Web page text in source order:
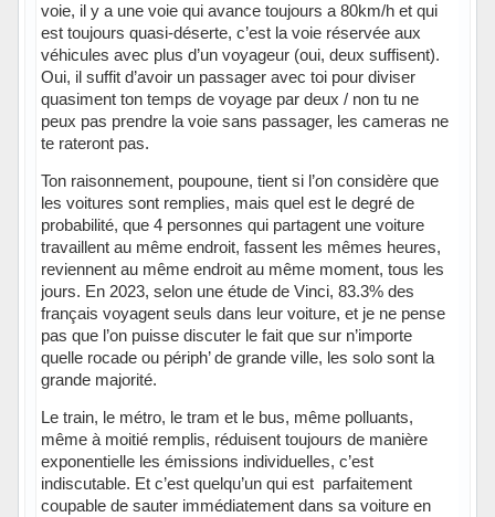
voie, il y a une voie qui avance toujours a 80km/h et qui
est toujours quasi-déserte, c’est la voie réservée aux
véhicules avec plus d’un voyageur (oui, deux suffisent).
Oui, il suffit d’avoir un passager avec toi pour diviser
quasiment ton temps de voyage par deux / non tu ne
peux pas prendre la voie sans passager, les cameras ne
te rateront pas.
Ton raisonnement, poupoune, tient si l’on considère que
les voitures sont remplies, mais quel est le degré de
probabilité, que 4 personnes qui partagent une voiture
travaillent au même endroit, fassent les mêmes heures,
reviennent au même endroit au même moment, tous les
jours. En 2023, selon une étude de Vinci, 83.3% des
français voyagent seuls dans leur voiture, et je ne pense
pas que l’on puisse discuter le fait que sur n’importe
quelle rocade ou périph’ de grande ville, les solo sont la
grande majorité.
Le train, le métro, le tram et le bus, même polluants,
même à moitié remplis, réduisent toujours de manière
exponentielle les émissions individuelles, c’est
indiscutable. Et c’est quelqu’un qui est parfaitement
coupable de sauter immédiatement dans sa voiture en